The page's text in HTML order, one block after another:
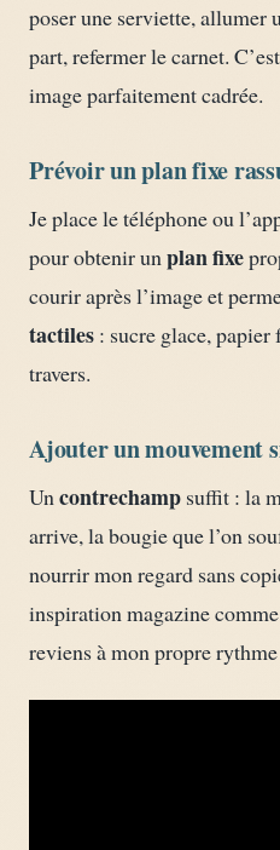
poser une serviette, allumer
part, refermer le carnet.
image parfaitement cadrée.
Prévoir un plan fixe
Je place le téléphone ou
pour obtenir un plan fixe
courir après l’image et
tactiles : sucre glace,
travers.
Ajouter un mouvement
Un contrechamp suffit : la
arrive, la bougie que l’on
nourrir mon regard sans
inspiration magazine
reviens à mon propre